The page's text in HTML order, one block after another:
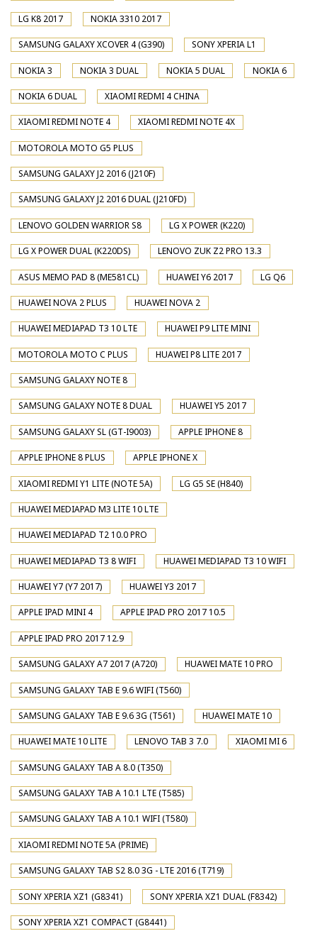
LG K8 2017 NOKIA 3310 2017
SAMSUNG GALAXY XCOVER 4 (G390) SONY XPERIA L1
NOKIA 3 NOKIA 3 DUAL NOKIA 5 DUAL NOKIA 6
NOKIA 6 DUAL XIAOMI REDMI 4 CHINA
XIAOMI REDMI NOTE 4 XIAOMI REDMI NOTE 4X
MOTOROLA MOTO G5 PLUS
SAMSUNG GALAXY J2 2016 (J210F)
SAMSUNG GALAXY J2 2016 DUAL (J210FD)
LENOVO GOLDEN WARRIOR S8 LG X POWER (K220)
LG X POWER DUAL (K220DS) LENOVO ZUK Z2 PRO 13.3
ASUS MEMO PAD 8 (ME581CL) HUAWEI Y6 2017 LG Q6
HUAWEI NOVA 2 PLUS HUAWEI NOVA 2
HUAWEI MEDIAPAD T3 10 LTE HUAWEI P9 LITE MINI
MOTOROLA MOTO C PLUS HUAWEI P8 LITE 2017
SAMSUNG GALAXY NOTE 8
SAMSUNG GALAXY NOTE 8 DUAL HUAWEI Y5 2017
SAMSUNG GALAXY SL (GT-I9003) APPLE IPHONE 8
APPLE IPHONE 8 PLUS APPLE IPHONE X
XIAOMI REDMI Y1 LITE (NOTE 5A) LG G5 SE (H840)
HUAWEI MEDIAPAD M3 LITE 10 LTE
HUAWEI MEDIAPAD T2 10.0 PRO
HUAWEI MEDIAPAD T3 8 WIFI HUAWEI MEDIAPAD T3 10 WIFI
HUAWEI Y7 (Y7 2017) HUAWEI Y3 2017
APPLE IPAD MINI 4 APPLE IPAD PRO 2017 10.5
APPLE IPAD PRO 2017 12.9
SAMSUNG GALAXY A7 2017 (A720) HUAWEI MATE 10 PRO
SAMSUNG GALAXY TAB E 9.6 WIFI (T560)
SAMSUNG GALAXY TAB E 9.6 3G (T561) HUAWEI MATE 10
HUAWEI MATE 10 LITE LENOVO TAB 3 7.0 XIAOMI MI 6
SAMSUNG GALAXY TAB A 8.0 (T350)
SAMSUNG GALAXY TAB A 10.1 LTE (T585)
SAMSUNG GALAXY TAB A 10.1 WIFI (T580)
XIAOMI REDMI NOTE 5A (PRIME)
SAMSUNG GALAXY TAB S2 8.0 3G - LTE 2016 (T719)
SONY XPERIA XZ1 (G8341) SONY XPERIA XZ1 DUAL (F8342)
SONY XPERIA XZ1 COMPACT (G8441)